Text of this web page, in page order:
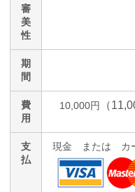
審
美
性
期
間
費
用
10,000円 （
支
払
現金 または カー